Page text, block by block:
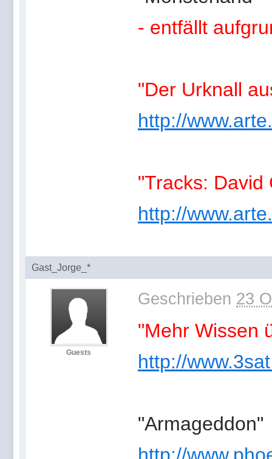
- entfällt
"Der Urknall
http://
"Tracks: David
http://
Gast_Jorge_*
Guests
Geschrieben 23
"Mehr Wissen
http://
"Armageddon"